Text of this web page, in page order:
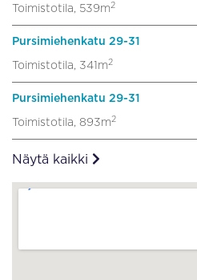
Toimistotila, 539m 2
Pursimiehenkatu 29-31
Toimistotila, 341m 2
Pursimiehenkatu 29-31
Toimistotila, 893m 2
Näytä kaikki